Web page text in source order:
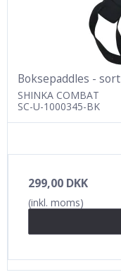
Boksepaddles - sort
SHINKA COMBAT
SC-U-1000345-BK
299,00 DKK
(inkl. moms)